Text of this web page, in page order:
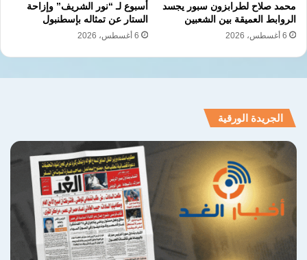
محمد صلاح لطرابزون سبور يجسد
الروابط العميقة بين الشعبين
6 أغسطس، 2026
أسبوع لـ “نور الشريف” وإزاحة
الستار عن تمثاله بإسطنبول
6 أغسطس، 2026
الجريدة الورقية